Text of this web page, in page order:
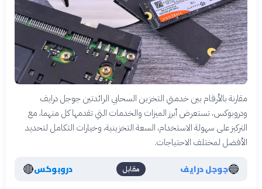
مقارنة بالأرقام بين خدمتي التخزين السحابي الرائدتين جوجل درايف
ودروبوكس، تستعرض أبرز الميزات والخدمات التي تقدمها كل منهما، مع
التركيز على سهولة الاستخدام، السعة التخزينية، وخيارات التكامل لتحديد
الأفضل لمختلف الاحتياجات.
🔵جوجل درايف مقابل دروبوكس🔴